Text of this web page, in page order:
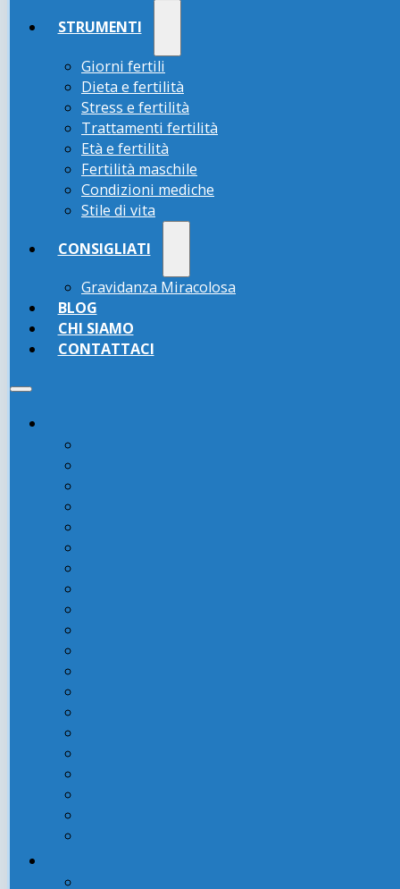
STRUMENTI
Giorni fertili
Dieta e fertilità
Stress e fertilità
Trattamenti fertilità
Età e fertilità
Fertilità maschile
Condizioni mediche
Stile di vita
CONSIGLIATI
Gravidanza Miracolosa
BLOG
CHI SIAMO
CONTATTACI